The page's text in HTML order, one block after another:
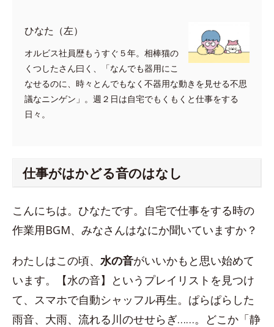
ひなた（左）
オルビス社員歴もうすぐ５年。相棒猫の
くつしたさん曰く、「なんでも器用にこ
なせるのに、時々とんでもなく不器用な動きを見せる不思
議なニンゲン」。週２日は自宅でもくもくと仕事をする
日々。
仕事がはかどる音のはなし
こんにちは。ひなたです。自宅で仕事をする時の
作業用BGM、みなさんはなにか聞いていますか？
わたしはこの頃、 水の音がいいかもと思い始めて
います。【水の音】というプレイリストを見つけ
て、スマホで自動シャッフル再生。ぱらぱらした
雨音、大雨、流れる川のせせらぎ……。どこか「静